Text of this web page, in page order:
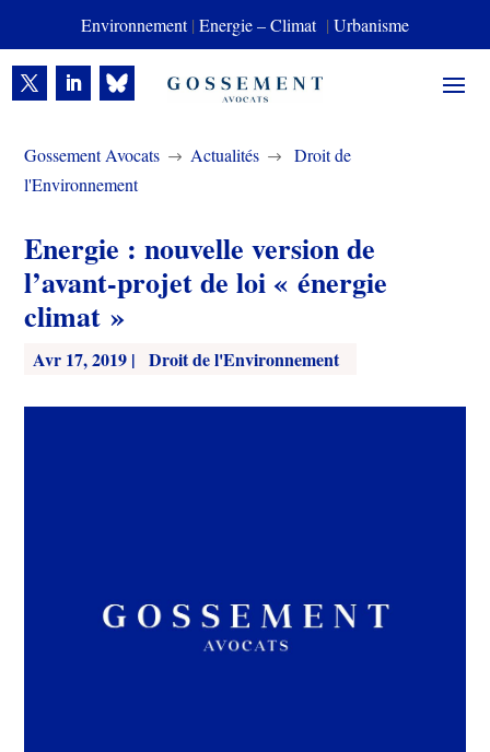
Environnement| Energie – Climat | Urbanisme
Gossement Avocats $ Actualités $
Droit de
l'Environnement
Energie : nouvelle version de
l’avant-projet de loi « énergie
climat »
Avr 17, 2019 | Droit de l'Environnement